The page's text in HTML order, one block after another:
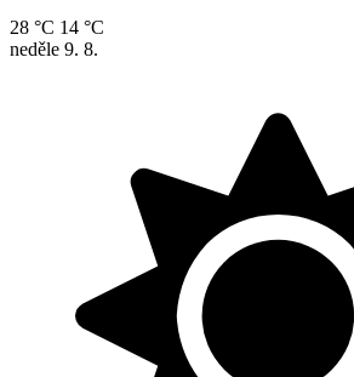
28 °C 14 °C
neděle 9. 8.